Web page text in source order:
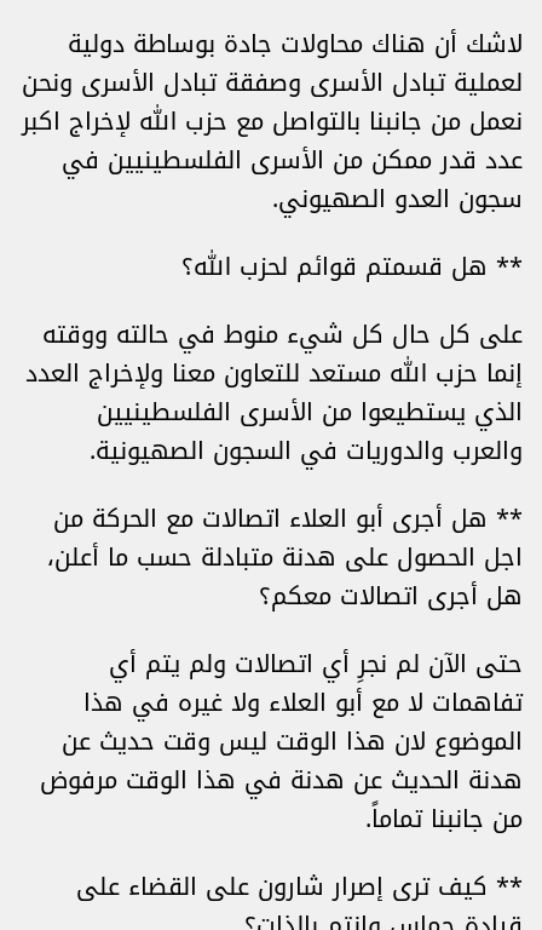
لاشك أن هناك محاولات جادة بوساطة دولية
لعملية تبادل الأسرى وصفقة تبادل الأسرى ونحن
نعمل من جانبنا بالتواصل مع حزب الله لإخراج اكبر
عدد قدر ممكن من الأسرى الفلسطينيين في
سجون العدو الصهيوني.
** هل قسمتم قوائم لحزب الله؟
على كل حال كل شيء منوط في حالته ووقته
إنما حزب الله مستعد للتعاون معنا ولإخراج العدد
الذي يستطيعوا من الأسرى الفلسطينيين
والعرب والدوريات في السجون الصهيونية.
** هل أجرى أبو العلاء اتصالات مع الحركة من
اجل الحصول على هدنة متبادلة حسب ما أعلن،
هل أجرى اتصالات معكم؟
حتى الآن لم نجرِ أي اتصالات ولم يتم أي
تفاهمات لا مع أبو العلاء ولا غيره في هذا
الموضوع لان هذا الوقت ليس وقت حديث عن
هدنة الحديث عن هدنة في هذا الوقت مرفوض
من جانبنا تماماً.
** كيف ترى إصرار شارون على القضاء على